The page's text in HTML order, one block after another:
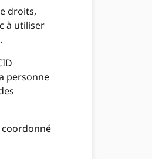
droits,
à utiliser
personne
coordonné